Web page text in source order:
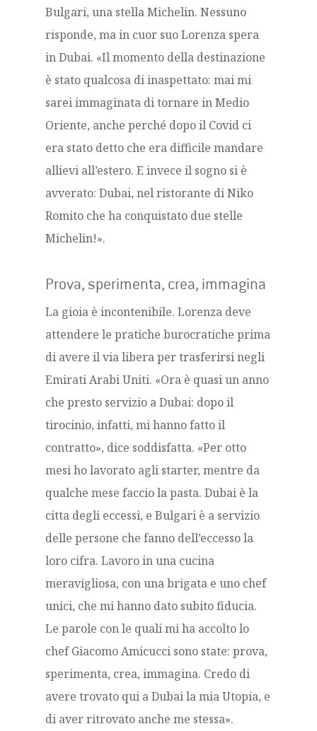
Bulgari, una stella Michelin. Nessuno
risponde, ma in cuor suo Lorenza spera
in Dubai. «Il momento della destinazione
è stato qualcosa di inaspettato: mai mi
sarei immaginata di tornare in Medio
Oriente, anche perché dopo il Covid ci
era stato detto che era difficile mandare
allievi all’estero. E invece il sogno si è
avverato: Dubai, nel ristorante di Niko
Romito che ha conquistato due stelle
Michelin!».
Prova, sperimenta, crea, immagina
La gioia è incontenibile. Lorenza deve
attendere le pratiche burocratiche prima
di avere il via libera per trasferirsi negli
Emirati Arabi Uniti. «Ora è quasi un anno
che presto servizio a Dubai: dopo il
tirocinio, infatti, mi hanno fatto il
contratto», dice soddisfatta. «Per otto
mesi ho lavorato agli starter, mentre da
qualche mese faccio la pasta. Dubai è la
citta degli eccessi, e Bulgari è a servizio
delle persone che fanno dell’eccesso la
loro cifra. Lavoro in una cucina
meravigliosa, con una brigata e uno chef
unici, che mi hanno dato subito fiducia.
Le parole con le quali mi ha accolto lo
chef Giacomo Amicucci sono state: prova,
sperimenta, crea, immagina. Credo di
avere trovato qui a Dubai la mia Utopia, e
di aver ritrovato anche me stessa».